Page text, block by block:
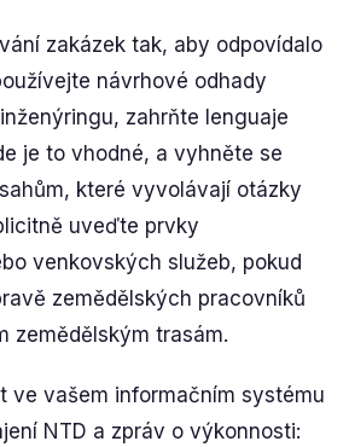
zakázek tak, aby odpovídalo
návrhové odhady
zahrňte lenguaje
je to vhodné, a vyhněte se
které vyvolávají otázky
uveďte prvky
venkovských služeb, pokud
zemědělských pracovníků
zemědělským trasám.
ve vašem informačním systému
NTD a zpráv o výkonnosti: